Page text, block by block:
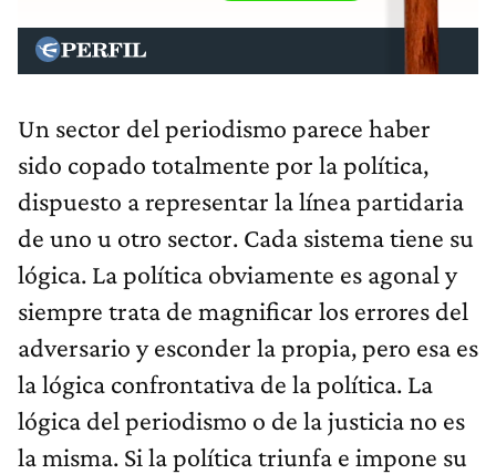
Un sector del periodismo parece haber
sido copado totalmente por la política,
dispuesto a representar la línea partidaria
de uno u otro sector. Cada sistema tiene su
lógica. La política obviamente es agonal y
siempre trata de magnificar los errores del
adversario y esconder la propia, pero esa es
la lógica confrontativa de la política. La
lógica del periodismo o de la justicia no es
la misma. Si la política triunfa e impone su